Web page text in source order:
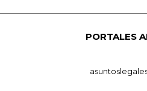
PORTALES